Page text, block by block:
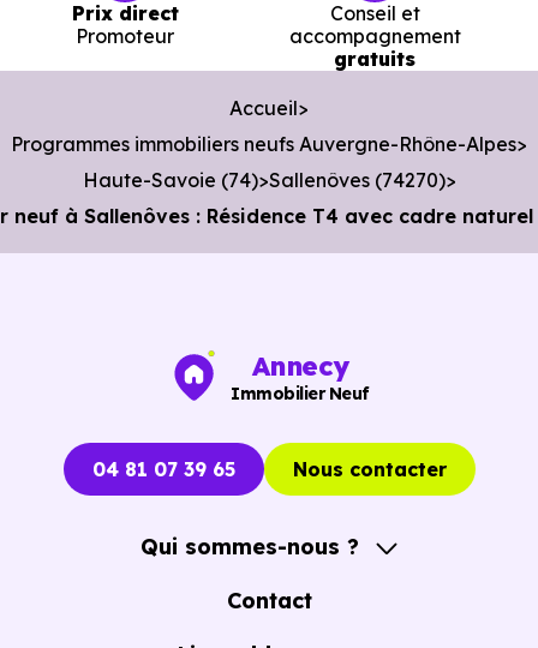
Prix direct
Promoteur
Conseil et
accompagnement
gratuits
Accueil
Programmes immobiliers neufs Auvergne-Rhône-Alpes
Haute-Savoie (74) Sallenôves (74270)
neuf à Sallenôves : Résidence T4 avec cadre
Annecy
Immobilier Neuf
04 81 07 39 65 Nous contacter
Qui sommes-nous ?
A propos
Contact